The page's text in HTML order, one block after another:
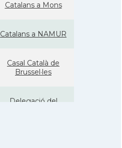
Catalans a Mons
Catalans a NAMUR
Casal Català de
Brussel·les
Delegació del